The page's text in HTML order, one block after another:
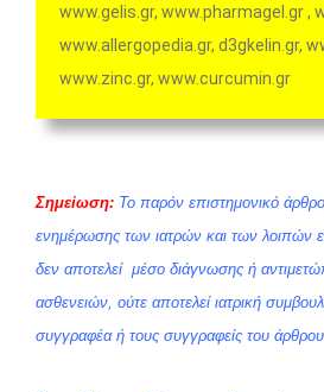
www.gelis.gr, www.pharmagel.gr ,
www.allergopedia.gr, d3gkelin.gr,
www.zinc.gr, www.curcumin.gr
Σημείωση: Το παρόν επιστημονικό
ενημέρωσης των ιατρών και των λοιπών
δεν αποτελεί μέσο διάγνωσης ή
ασθενειών, ούτε αποτελεί ιατρική
συγγραφέα ή τους συγγραφείς του